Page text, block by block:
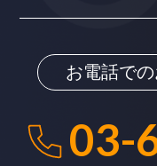
お電話で
03-